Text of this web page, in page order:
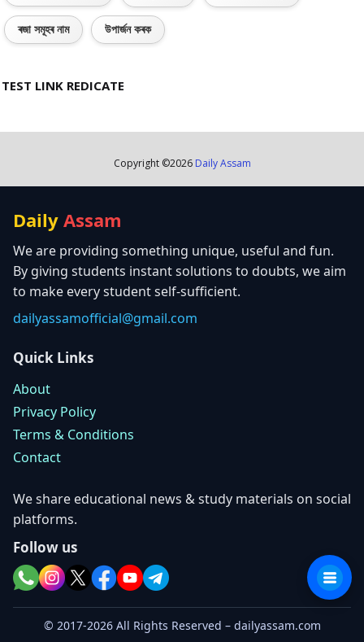
ৰজা সমূহৰ নাম উপাৰ্জন কৰক
TEST LINK REDICATE
Copyright ©2026 Daily Assam
Daily Assam
We are providing something unique, useful and fun.
By giving students instant solutions to doubts, we aim
to make every student self-sufficient.
dailyassamofficial@gmail.com
Quick Links
About
Privacy Policy
Terms & Conditions
Contact
We share educational news & study materials on social
platforms.
Follow us
© 2017-2026 All Rights Reserved – dailyassam.com